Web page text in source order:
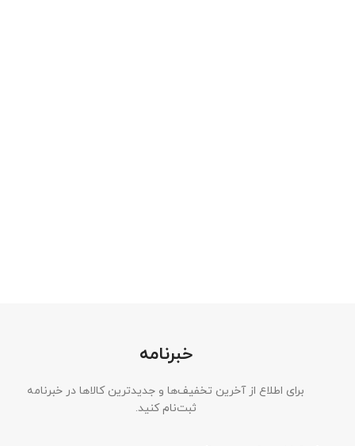
خبرنامه
برای اطلاع از آخرین تخفیف‌ها و جدیدترین کالاها در خبرنامه
ثبت‌نام کنید.